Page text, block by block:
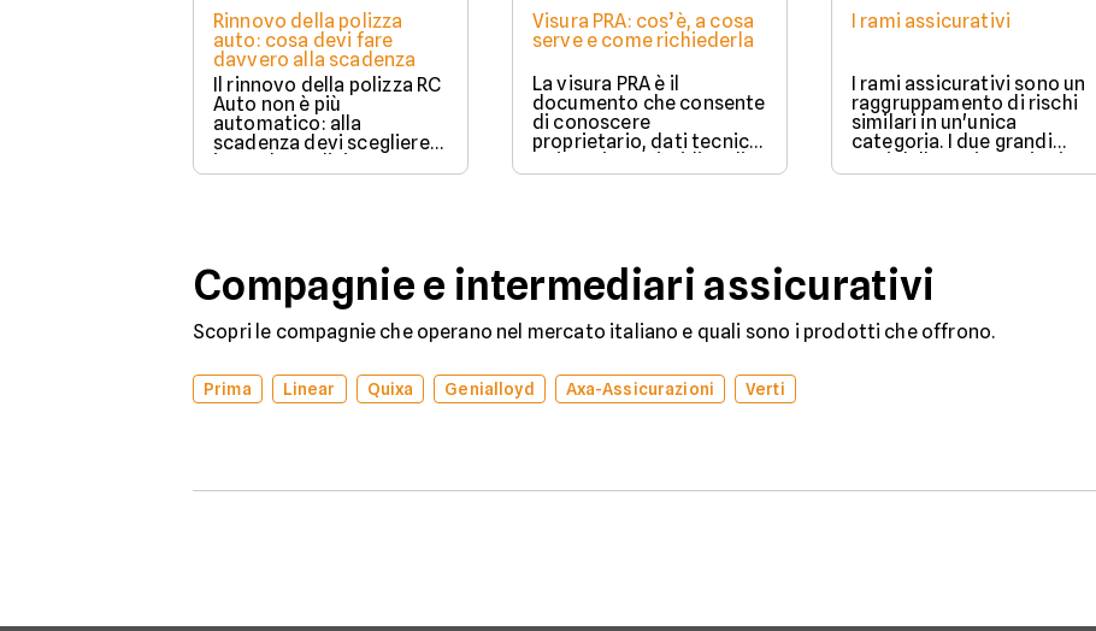
Rinnovo della polizza
auto: cosa devi fare
davvero alla scadenza
Il rinnovo della polizza RC
Auto non è più
automatico: alla
scadenza devi scegliere
in modo esplicito se
rinnovare con la stessa
Visura PRA: cos’è, a cosa
serve e come richiederla
La visura PRA è il
documento che consente
di conoscere
proprietario, dati tecnici
e situazione giuridica di
un veicolo iscritto al
I rami assicurativi
I rami assicurativi sono un
raggruppamento di rischi
similari in un'unica
categoria. I due grandi
rami delle assicurazioni
sono il ramo danni e il
Compagnie e intermediari assicurativi
Scopri le compagnie che operano nel mercato italiano e quali sono i prodotti che offrono.
Prima Linear Quixa Genialloyd Axa-Assicurazioni Verti